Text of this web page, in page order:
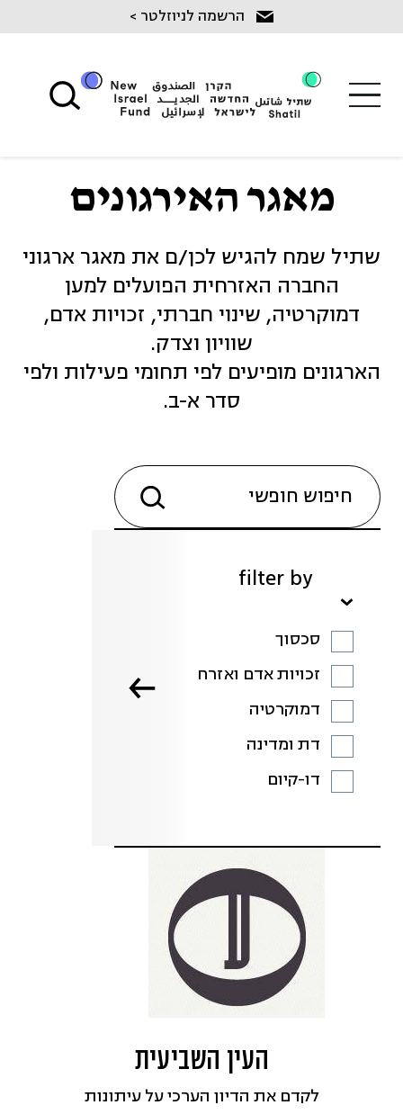
content
הרשמה לניוזלטר >
מאגר האירגונים
שתיל שמח להגיש לכן/ם את מאגר ארגוני
החברה האזרחית הפועלים למען
דמוקרטיה, שינוי חברתי, זכויות אדם,
שוויון וצדק.
הארגונים מופיעים לפי תחומי פעילות ולפי
סדר א-ב.
filter by
סכסוך
זכויות אדם ואזרח
דמוקרטיה
דת ומדינה
דו-קיום
העין השביעית
לקדם את הדיון הערכי על עיתונות